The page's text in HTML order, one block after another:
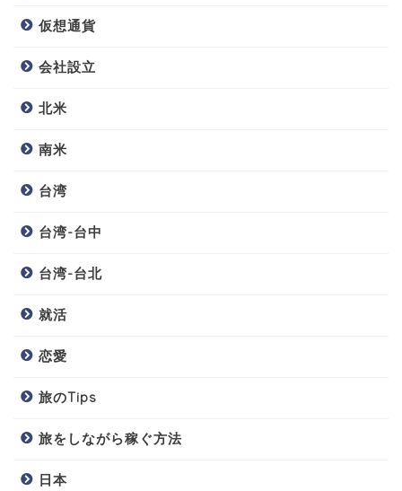
仮想通貨
会社設立
北米
南米
台湾
台湾-台中
台湾-台北
就活
恋愛
旅のTips
旅をしながら稼ぐ方法
日本